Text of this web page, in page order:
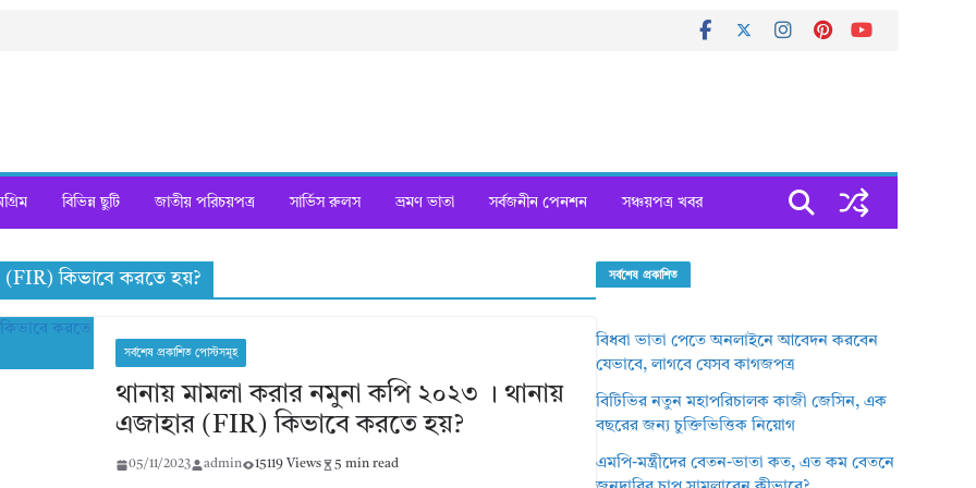
বিভিন্ন ছুটি জাতীয় পরিচয়পত্র সার্ভিস রুলস ভ্রমণ ভাতা সর্বজনীন পেনশন সঞ্চয়পত্র খবর
(FIR) কিভাবে করতে হয়?
সর্বশেষ প্রকাশিত পোস্টসমূহ
থানায় মামলা করার নমুনা কপি ২০২৩ । থানায়
এজাহার (FIR) কিভাবে করতে হয়?
05/11/2023 admin 15119 Views 5 min read
সর্বশেষ প্রকাশিত
বিধবা ভাতা পেতে অনলাইনে আবেদন করবেন
যেভাবে, লাগবে যেসব কাগজপত্র
বিটিভির নতুন মহাপরিচালক কাজী জেসিন, এক
বছরের জন্য চুক্তিভিত্তিক নিয়োগ
এমপি-মন্ত্রীদের বেতন-ভাতা কত, এত কম বেতনে